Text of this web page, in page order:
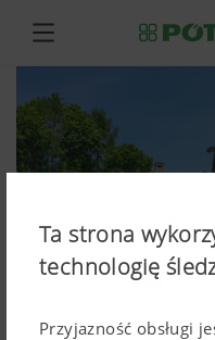
Ta strona
technologię
Przyjazność obsługi